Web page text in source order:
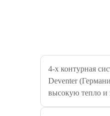
4-х контурная
Deventer
высокую тепло и